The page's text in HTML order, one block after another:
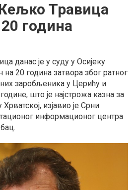
Травица
година
данас је у суду у Осијеку
на 20 година затвора због ратног
заробљеника у Церићу и
што је најстрожа казна за
изјавио је Срни
информационог центра